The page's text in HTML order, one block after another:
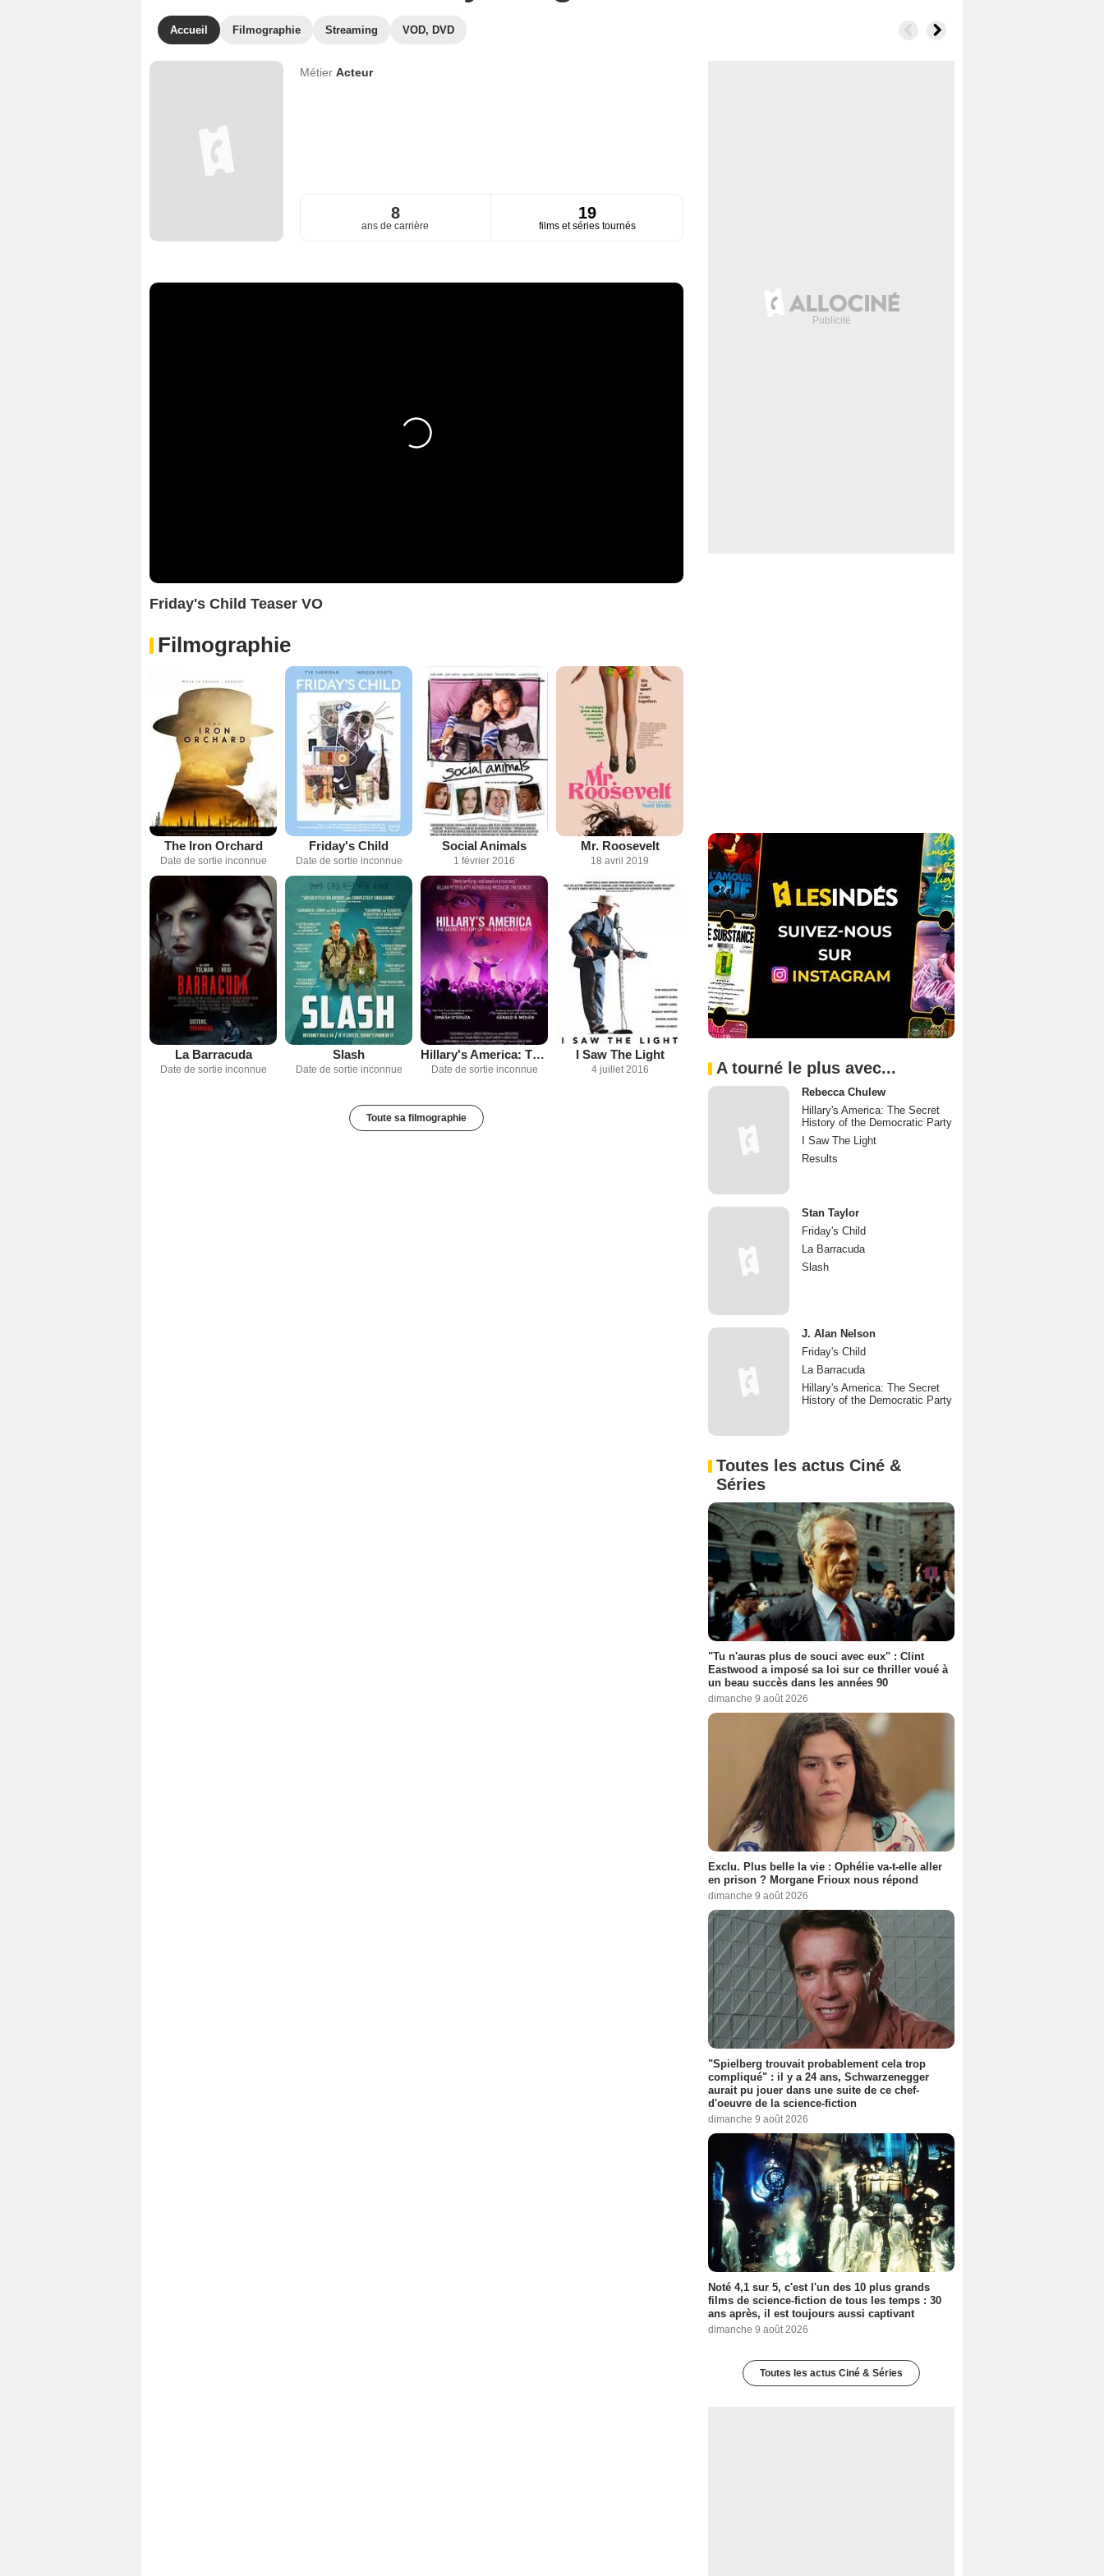
Accueil Filmographie Streaming VOD, DVD
Métier Acteur
8
ans de carrière
19
films et séries tournés
Friday's Child Teaser VO
Filmographie
The Iron Orchard
Date de sortie inconnue
Friday's Child
Date de sortie inconnue
Social Animals
1 février 2016
Mr. Roosevelt
18 avril 2019
La Barracuda
Date de sortie inconnue
Slash
Date de sortie inconnue
Hillary's America: The Secret History of the Democratic Party
Date de sortie inconnue
I Saw The Light
4 juillet 2016
Toute sa filmographie
A tourné le plus avec...
Rebecca Chulew
Hillary's America: The Secret
History of the Democratic Party
I Saw The Light
Results
Stan Taylor
Friday's Child
La Barracuda
Slash
J. Alan Nelson
Friday's Child
La Barracuda
Hillary's America: The Secret
History of the Democratic Party
Toutes les actus Ciné &
Séries
"Tu n'auras plus de souci avec eux" : Clint
Eastwood a imposé sa loi sur ce thriller voué à
un beau succès dans les années 90
dimanche 9 août 2026
Exclu. Plus belle la vie : Ophélie va-t-elle aller
en prison ? Morgane Frioux nous répond
dimanche 9 août 2026
"Spielberg trouvait probablement cela trop
compliqué" : il y a 24 ans, Schwarzenegger
aurait pu jouer dans une suite de ce chef-
d'oeuvre de la science-fiction
dimanche 9 août 2026
Noté 4,1 sur 5, c'est l'un des 10 plus grands
films de science-fiction de tous les temps : 30
ans après, il est toujours aussi captivant
dimanche 9 août 2026
Toutes les actus Ciné & Séries